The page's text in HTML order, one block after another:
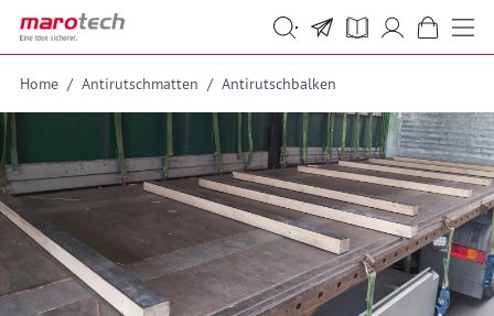
Skip to Content
Suche
Suche
Home / Antirutschmatten / Antirutschbalken